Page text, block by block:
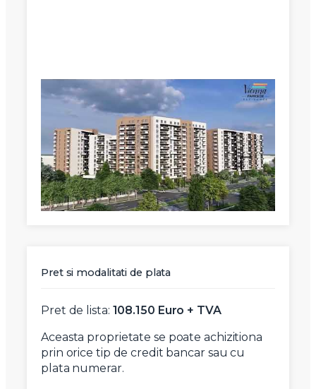
Pret si modalitati de plata
Pret de lista: 108.150 Euro + TVA
Aceasta proprietate se poate achizitiona
prin orice tip de credit bancar sau cu
plata numerar.
Email